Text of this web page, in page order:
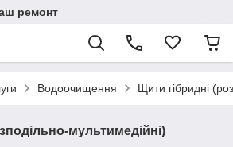
ремонт
Водоочищення Щити гібридні
мультимедійні)